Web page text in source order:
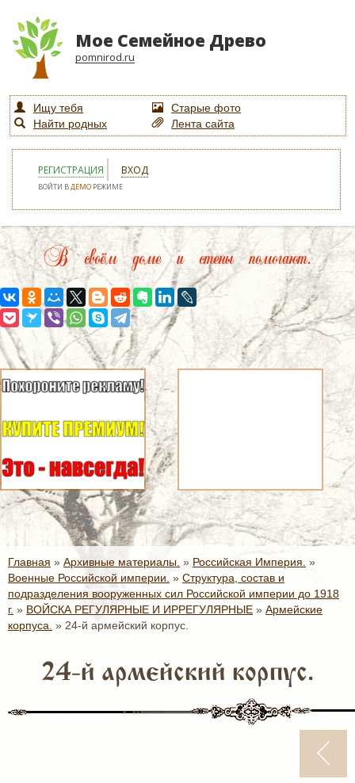
Мое Семейное Древо
pomnirod.ru
Ищу тебя
Старые фото
Найти родных
Лента сайта
РЕГИСТРАЦИЯ ВХОД
ВОЙТИ ВДЕМО РЕЖИМЕ
В своём доме и стены помогают.
Главная » Архивные материалы. » Российская Империя. »
Военные Российской империи. » Структура, состав и
подразделения вооруженных сил Российской империи до 1918
г. » ВОЙСКА РЕГУЛЯРНЫЕ И ИРРЕГУЛЯРНЫЕ » Армейские
корпуса. » 24-й армейский корпус.
24-й армейский корпус.